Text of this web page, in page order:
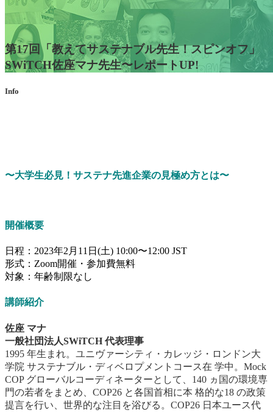
第17回「教えてサステナブル
第17回「教えてサステナブル先生！スピンオフ」
SWiTCH佐座マナ先生〜レポートUP!
Info
〜大学生必見！サステナ先進企業の見極め方とは〜
開催概要
日程：2023年2月11日(土) 10:00〜12:00 JST
形式：Zoom開催・参加費無料
対象：年齢制限なし
講師紹介
佐座 マナ
一般社団法人SWiTCH 代表理事
1995 年生まれ。ユニヴァーシティ・カレッジ・ロンドン大
学院 サステナブル・ディベロプメントコース在 学中。Mock
COP グローバルコーディネーターとして、140 ヵ国の環境専
門の若者をまとめ、COP26 と各国首相に本 格的な18 の政策
提言を行い、世界的な注目を浴びる。COP26 日本ユース代